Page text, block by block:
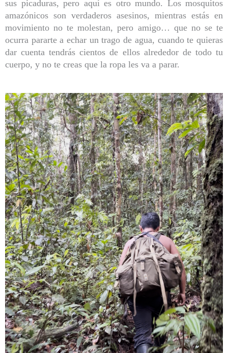
sus picaduras, pero aquí es otro mundo. Los mosquitos
amazónicos son verdaderos asesinos, mientras estás en
movimiento no te molestan, pero amigo… que no se te
ocurra pararte a echar un trago de agua, cuando te quieras
dar cuenta tendrás cientos de ellos alrededor de todo tu
cuerpo, y no te creas que la ropa les va a parar.